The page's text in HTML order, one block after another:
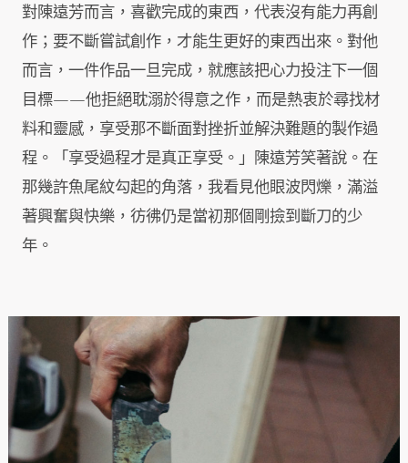
對陳遠芳而言，喜歡完成的東西，代表沒有能力再創
作；要不斷嘗試創作，才能生更好的東西出來。對他
而言，一件作品一旦完成，就應該把心力投注下一個
目標——他拒絕耽溺於得意之作，而是熱衷於尋找材
料和靈感，享受那不斷面對挫折並解決難題的製作過
程。「享受過程才是真正享受。」陳遠芳笑著說。在
那幾許魚尾紋勾起的角落，我看見他眼波閃爍，滿溢
著興奮與快樂，彷彿仍是當初那個剛撿到斷刀的少
年。